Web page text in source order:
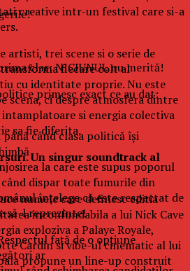
clar: NICIUNUL nu merită!
primesc exact ce au dat:
când clasa politică își
la care este supus poporul
dispar toate fumurile din
înțelege că este respectat de
să-l reprezinte!
față de o opțiune
ar
creative intr-un festival care si-a
artisti, trei scene si o serie de
fiecare colt al
cu identitate proprie. Nu este
scena, ci despre atmosfera dintre
si energia colectiva
sa fie diferita.
Un singur soundtrack al
numele care definesc editia
inconfundabila a lui Nick Cave
exploziva a Palaye Royale,
Cardin si vibe-ul cinematic al lui
propune un line-up construit